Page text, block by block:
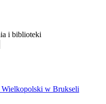
i biblioteki
Wielkopolski w Brukseli